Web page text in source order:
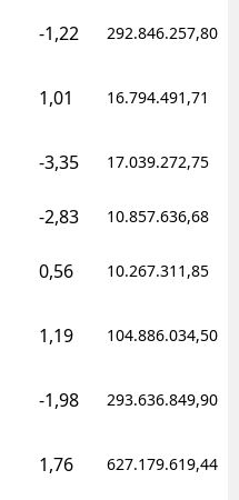
-1,22 292.846.257,80
1,01 16.794.491,71
-3,35 17.039.272,75
-2,83 10.857.636,68
0,56 10.267.311,85
1,19 104.886.034,50
-1,98 293.636.849,90
1,76 627.179.619,44